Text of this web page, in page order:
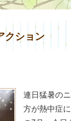
クション
連日猛暑の
方が熱中症